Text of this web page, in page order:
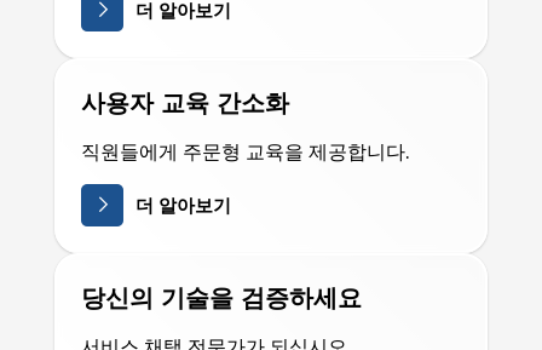
더 알아보기
사용자 교육 간소화
직원들에게 주문형 교육을 제공합니다.
더 알아보기
당신의 기술을 검증하세요